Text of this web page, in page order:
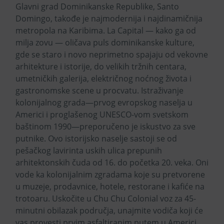
Glavni grad Dominikanske Republike, Santo
Domingo, takođe je najmodernija i najdinamičnija
metropola na Karibima. La Capital — kako ga od
milja zovu — oličava puls dominikanske kulture,
gde se staro i novo neprimetno spajaju od vekovne
arhitekture i istorije, do velikih tržnih centara,
umetničkih galerija, električnog noćnog života i
gastronomske scene u procvatu. Istraživanje
kolonijalnog grada—prvog evropskog naselja u
Americi i proglašenog UNESCO-vom svetskom
baštinom 1990—preporučeno je iskustvo za sve
putnike. Ovo istorijsko naselje sastoji se od
pešačkog lavirinta uskih ulica prepunih
arhitektonskih čuda od 16. do početka 20. veka. Oni
vode ka kolonijalnim zgradama koje su pretvorene
u muzeje, prodavnice, hotele, restorane i kafiće na
trotoaru. Uskočite u Chu Chu Colonial voz za 45-
minutni obilazak područja, unajmite vodiča koji će